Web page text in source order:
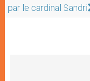
par le cardinal Sandri